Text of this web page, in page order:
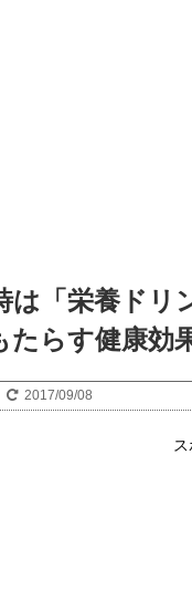
は「栄養ドリ
たらす健康効
2017/09/08